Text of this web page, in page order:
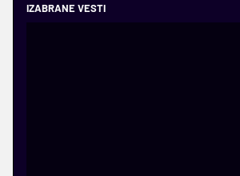
IZABRANE VESTI